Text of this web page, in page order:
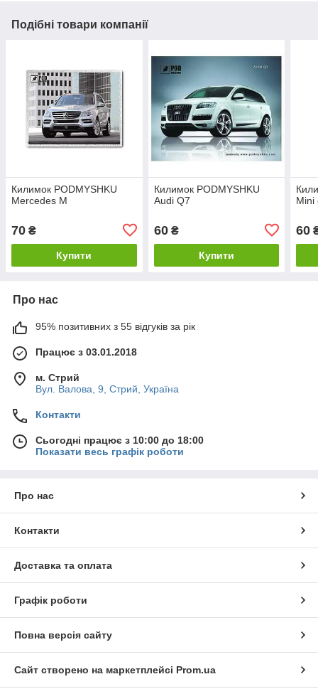
Подібні товари компанії
Килимок PODMYSHKU
Mercedes M
70 ₴
Купити
Килимок PODMYSHKU
Audi Q7
60₴
Купити
Mini
60
Про нас
95% позитивних з 55 відгуків за рік
Працює з 03.01.2018
м. Стрий
Вул. Валова, 9, Стрий, Україна
Контакти
Сьогодні працює з 10:00 до 18:00
Показати весь графік роботи
Про нас
Контакти
Доставка та оплата
Графік роботи
Повна версія сайту
Сайт створено на маркетплейсі Prom.ua